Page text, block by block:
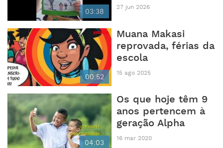
03:38
27 jun 2026
00:52
Muana Makasi
reprovada, férias da
escola
15 ago 2025
04:03
Os que hoje têm 9
anos pertencem à
geração Alpha
16 mar 2020